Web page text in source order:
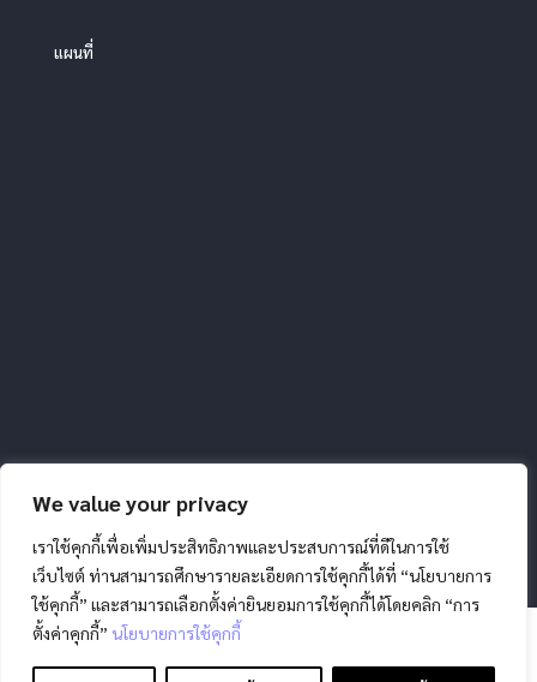
We value your privacy
เราใช้คุกกี้เพื่อเพิ่มประสิทธิภาพและประสบการณ์ที่ดีในการใช้
เว็บไซต์ ท่านสามารถศึกษารายละเอียดการใช้คุกกี้ได้ที่ “นโยบายการ
ใช้คุกกี้” และสามารถเลือกตั้งค่ายินยอมการใช้คุกกี้ได้โดยคลิก “การ
ตั้งค่าคุกกี้” นโยบายการใช้คุกกี้
แผนที่
สงวนลิขสิทธิ์ โดย สภากาชาดไทย |
ส่วนบุคคล|นโยบายคุกกี้|ข้อตกลงการใช้งาน|มาตรการ
รักษาความมั่นคงปลอดภัยข้อมูลส่วนบุคคล